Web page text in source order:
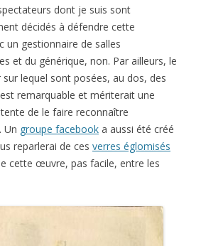
dont je suis sont
décidés à défendre cette
un gestionnaire de salles
et du générique, non. Par ailleurs, le
lequel sont posées, au dos, des
remarquable et mériterait une
de le faire reconnaître
Un groupe facebook a aussi été créé
reparlerai de ces verres églomisés
cette œuvre, pas facile, entre les